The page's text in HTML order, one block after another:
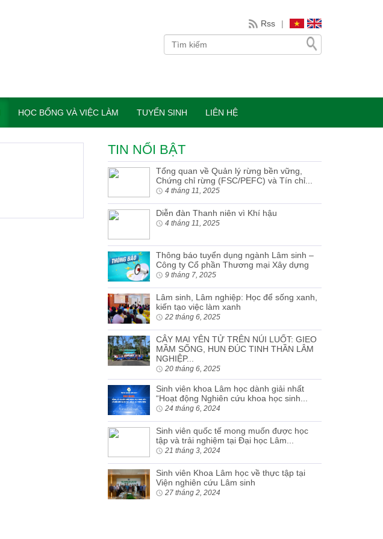
Rss |
HỌC BỔNG VÀ VIỆC LÀM TUYỂN SINH LIÊN HỆ
TIN NỔI BẬT
Tổng quan về Quản lý rừng bền vững,
Chứng chỉ rừng (FSC/PEFC) và Tín chỉ...
4 tháng 11, 2025
Diễn đàn Thanh niên vì Khí hậu
4 tháng 11, 2025
Thông báo tuyển dụng ngành Lâm sinh –
Công ty Cổ phần Thương mại Xây dựng
9 tháng 7, 2025
Lâm sinh, Lâm nghiệp: Học để sống xanh,
kiến tạo việc làm xanh
22 tháng 6, 2025
CÂY MAI YÊN TỬ TRÊN NÚI LUỐT: GIEO
MẦM SỐNG, HUN ĐÚC TINH THẦN LÂM
NGHIỆP...
20 tháng 6, 2025
Sinh viên khoa Lâm học dành giải nhất
“Hoạt động Nghiên cứu khoa học sinh...
24 tháng 6, 2024
Sinh viên quốc tế mong muốn được học
tập và trải nghiệm tại Đại học Lâm...
21 tháng 3, 2024
Sinh viên Khoa Lâm học về thực tập tại
Viện nghiên cứu Lâm sinh
27 tháng 2, 2024